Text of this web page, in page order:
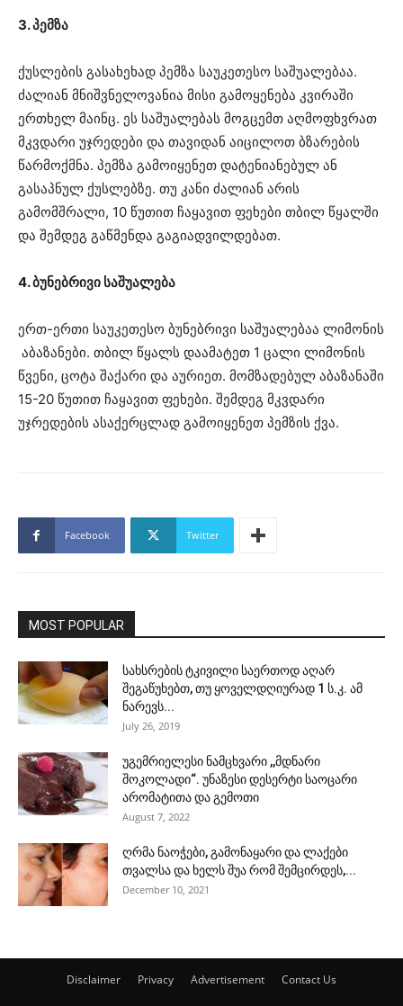
3. პემზა
ქუსლების გასახეხად პემზა საუკეთესო საშუალებაა.
ძალიან მნიშვნელოვანია მისი გამოყენება კვირაში
ერთხელ მაინც. ეს საშუალებას მოგცემთ აღმოფხვრათ
მკვდარი უჯრედები და თავიდან აიცილოთ ბზარების
წარმოქმნა. პემზა გამოიყენეთ დატენიანებულ ან
გასაპნულ ქუსლებზე. თუ კანი ძალიან არის
გამომშრალი, 10 წუთით ჩაყავით ფეხები თბილ წყალში
და შემდეგ გაწმენდა გაგიადვილდებათ.
4. ბუნებრივი საშუალება
ერთ-ერთი საუკეთესო ბუნებრივი საშუალებაა ლიმონის
აბაზანები. თბილ წყალს დაამატეთ 1 ცალი ლიმონის
წვენი, ცოტა შაქარი და აურიეთ. მომზადებულ აბაზანაში
15-20 წუთით ჩაყავით ფეხები. შემდეგ მკვდარი
უჯრედების ასაქერცლად გამოიყენეთ პემზის ქვა.
Facebook Twitter
MOST POPULAR
სახსრების ტკივილი საერთოდ აღარ
შეგაწუხებთ, თუ ყოველდღიურად 1 ს.კ. ამ
ნარევს...
July 26, 2019
უგემრიელესი ნამცხვარი ,,მდნარი
შოკოლადი“. უნაზესი დესერტი საოცარი
არომატითა და გემოთი
August 7, 2022
ღრმა ნაოჭები, გამონაყარი და ლაქები
თვალსა და ხელს შუა რომ შემცირდეს,...
December 10, 2021
Disclaimer Privacy Advertisement Contact Us